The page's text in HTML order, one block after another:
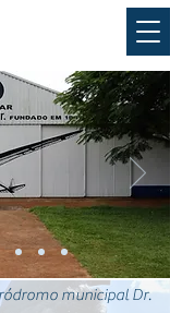
municipal Dr.